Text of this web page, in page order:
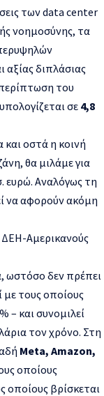
των data center
νοημοσύνης, τα
αξίας διπλάσιας
του
σε 4,8
οστά η κοινή
θα μιλάμε για
ευρώ. Αναλόγως τη
να αφορούν ακόμη
ωστόσο δεν πρέπει
με τους οποίους
– και συνομιλεί
τον χρόνο. Στη
Meta, Amazon,
οποίους
οποίους βρίσκεται